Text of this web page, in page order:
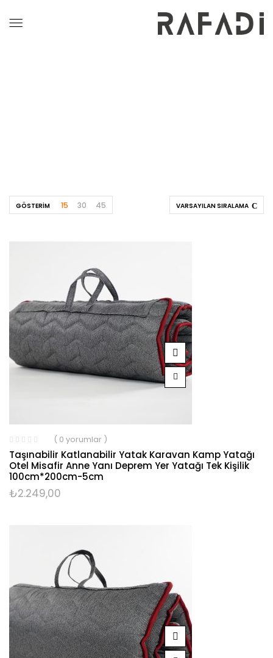
VARSAYILAN SIRALAMA
GÖSTERIM 15 30 45
( 0 yorumlar )
Taşınabilir Katlanabilir Yatak Karavan Kamp Yatağı
Otel Misafir Anne Yanı Deprem Yer Yatağı Tek Kişilik
100cm*200cm-5cm
₺2.249,00